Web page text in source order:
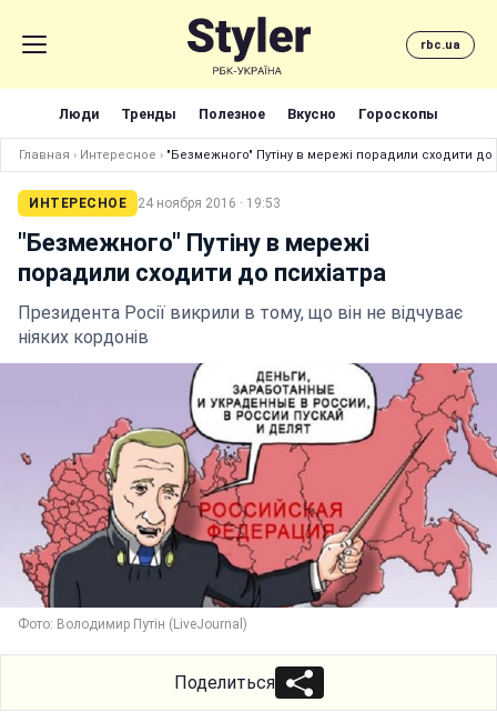
rbc.ua
Люди Тренды Полезное Вкусно Гороскопы
Главная › Интересное › "Безмежного" Путіну в мережі порадили сходити до
ИНТЕРЕСНОЕ 24 ноября 2016 · 19:53
"Безмежного" Путіну в мережі
порадили сходити до психіатра
Президента Росії викрили в тому, що він не відчуває
ніяких кордонів
Фото: Володимир Путін (LiveJournal)
Поделиться